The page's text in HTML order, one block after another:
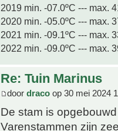
2019 min. -07.0ºC --- max.
2020 min. -05.0ºC --- max.
2021 min. -09.1ºC --- max.
2022 min. -09.0ºC --- max.
Re: Tuin Marinus
door draco op 30 mei 2024
De stam is
Varenstammen zijn